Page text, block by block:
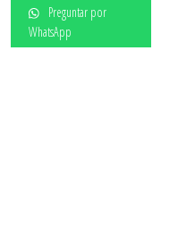
Preguntar por
WhatsApp